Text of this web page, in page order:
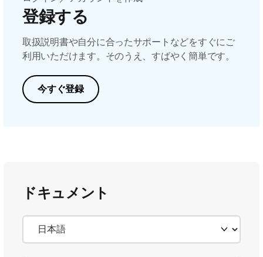
登録する
取扱説明書や自分に合ったサポートなどをすぐにご
利用いただけます。そのうえ、すばやく簡単です。
今すぐ登録
ドキュメント